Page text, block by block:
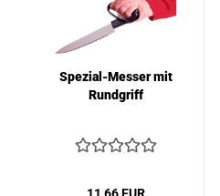
Spezial-Messer mit
Rundgriff